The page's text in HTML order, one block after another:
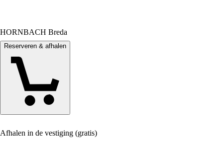
HORNBACH Breda
Reserveren & afhalen
Afhalen in de vestiging (gratis)